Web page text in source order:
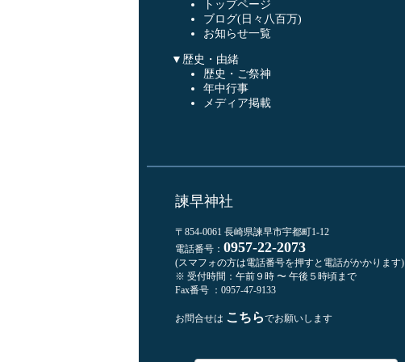
トップページ
ブログ(日々八百万)
お知らせ一覧
▼歴史・由緒
歴史・ご祭神
年中行事
メディア掲載
諫早神社
〒854-0061 長崎県諫早市宇都町1-12
電話番号： 0957-22-2073
(スマフォの方は電話番号を押すと電話がかかります)
※ 受付時間：午前９時 〜 午後５時頃まで
Fax番号 ：0957-47-9133
お問合せは こちらでお願いします